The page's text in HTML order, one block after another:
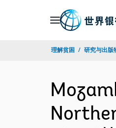
理解贫困 研究与出版